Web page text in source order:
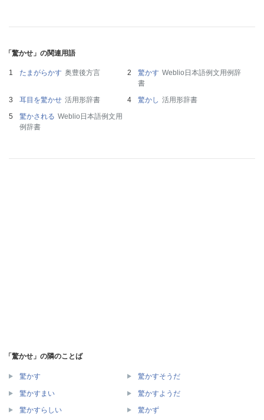
「驚かせ」の関連用語
たまがらかす 奥豊後方言 驚かす Weblio日本語例文用例辞
書
耳目を驚かせ 活用形辞書 驚かし 活用形辞書
驚かされる Weblio日本語例文用
例辞書
「驚かせ」の隣のことば
驚かす 驚かすそうだ
驚かすまい 驚かすようだ
驚かすらしい 驚かず